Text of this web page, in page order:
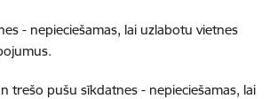
- nepieciešamas, lai uzlabotu vietnes
trešo pušu sīkdatnes - nepieciešamas, lai